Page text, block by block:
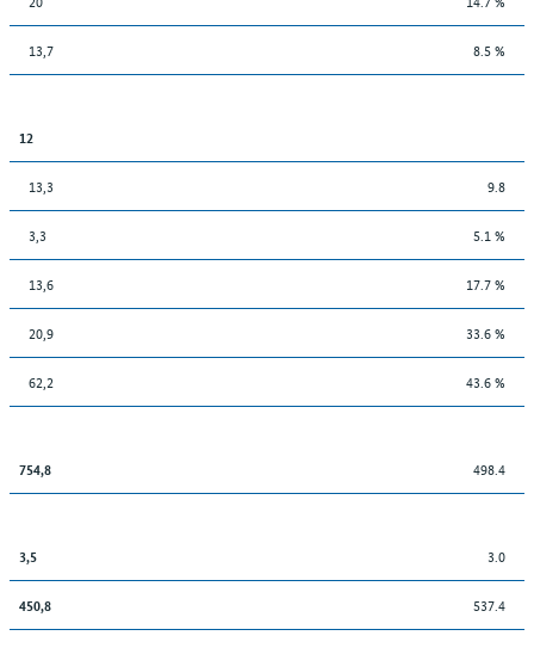
13,7 8.5 %
12
13,3 9.8
3,3 5.1 %
13,6 17.7 %
20,9 33.6 %
62,2 43.6 %
754,8 498.4
3,5 3.0
450,8 537.4